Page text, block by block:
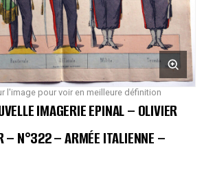
l'image pour voir en meilleure définition
IMAGERIE EPINAL – OLIVIER
– N°322 – ARMÉE ITALIENNE –